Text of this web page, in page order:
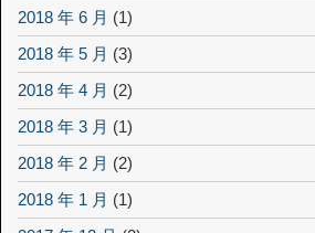
2018 年 6 月 (1)
2018 年 5 月 (3)
2018 年 4 月 (2)
2018 年 3 月 (1)
2018 年 2 月 (2)
2018 年 1 月 (1)